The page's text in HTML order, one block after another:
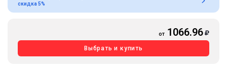
скидка 5%
от 1066.96
Выбрать и купить